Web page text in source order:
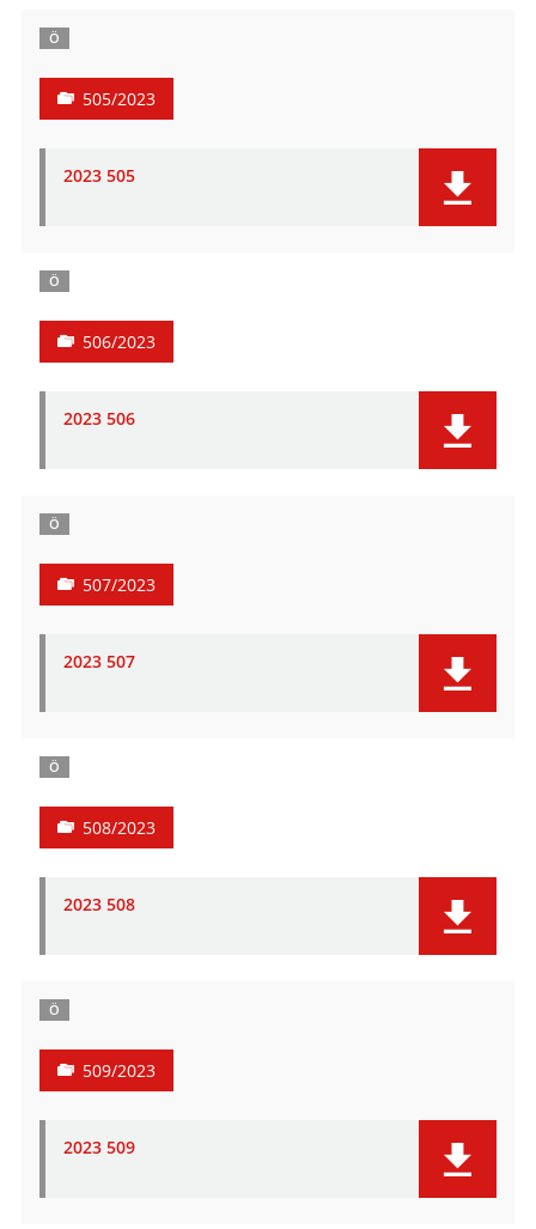
Ö
505/2023
2023 505
Ö
506/2023
2023 506
Ö
507/2023
2023 507
Ö
508/2023
2023 508
Ö
509/2023
2023 509